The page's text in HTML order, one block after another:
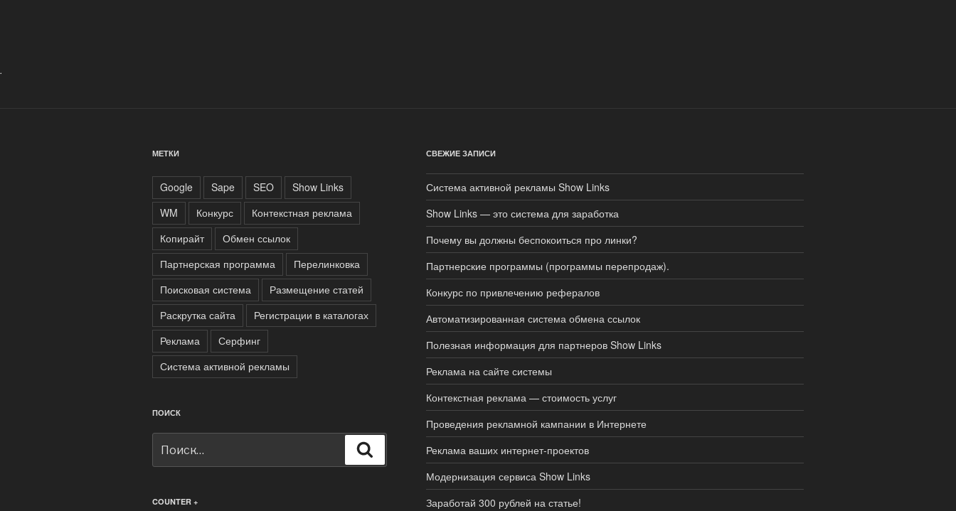
.
МЕТКИ
Google Sape SEO
Show Links
WM
Конкурс
Контекстная реклама
Копирайт
Обмен ссылок
Партнерская программа
Перелинковка
Поисковая система
Размещение статей
Раскрутка сайта
Регистрации в каталогах
Реклама
Серфинг
Система активной рекламы
ПОИСК
COUNTER +
СВЕЖИЕ ЗАПИСИ
Система активной рекламы Show Links
Show Links — это система для заработка
Почему вы должны беспокоиться про линки?
Партнерские программы (программы перепродаж).
Конкурс по привлечению рефералов
Автоматизированная система обмена ссылок
Полезная информация для партнеров Show Links
Реклама на сайте системы
Контекстная реклама — стоимость услуг
Проведения рекламной кампании в Интернете
Реклама ваших интернет-проектов
Модернизация сервиса Show Links
Заработай 300 рублей на статье!